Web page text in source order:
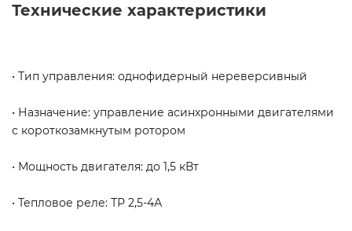
Технические характеристики
• Тип управления: однофидерный нереверсивный
• Назначение: управление асинхронными двигателями
с короткозамкнутым ротором
• Мощность двигателя: до 1,5 кВт
• Тепловое реле: ТР 2,5-4А